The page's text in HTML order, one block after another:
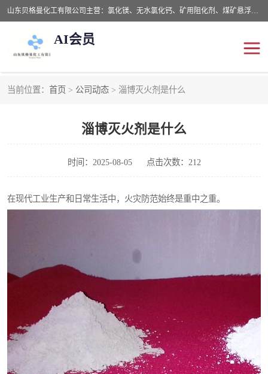
山东贝格曼化工有限公司主营：氯化镁、无水氯化钙、矿用阻化剂、煤矿悬浮剂、道路抑尘剂、氢氧化镁，防灭火剂等，公司位于山东省潍坊市滨海经济开发区,是专业从事对各种精细化工集研究、开发、制造于一体的现代化大型跨境化工企业，公司本着诚信经营、给每一位客户提供专业服务。
AI会员
当前位置： 首页 > 公司动态 > 淄博灭火剂是什么
淄博灭火剂是什么
时间：2025-08-05 点击次数：212
在现代工业生产和日常生活中，火灾防范始终是重中之重。
氯化钙
抑尘剂
氢氧化镁